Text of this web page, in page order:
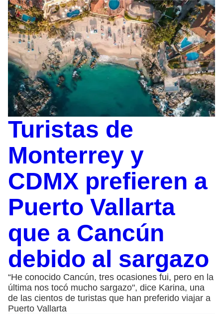
Turistas de
Monterrey y
CDMX prefieren a
Puerto Vallarta
que a Cancún
debido al sargazo
“He conocido Cancún, tres ocasiones fui, pero en la
última nos tocó mucho sargazo", dice Karina, una
de las cientos de turistas que han preferido viajar a
Puerto Vallarta